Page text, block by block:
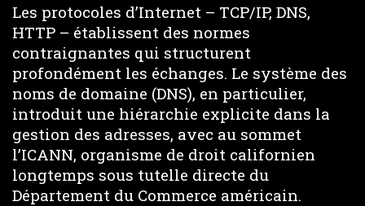
Les protocoles d’Internet – TCP/IP, DNS,
HTTP – établissent des normes
contraignantes qui structurent
profondément les échanges. Le système des
noms de domaine (DNS), en particulier,
introduit une hiérarchie explicite dans la
gestion des adresses, avec au sommet
l’ICANN, organisme de droit californien
longtemps sous tutelle directe du
Département du Commerce américain.